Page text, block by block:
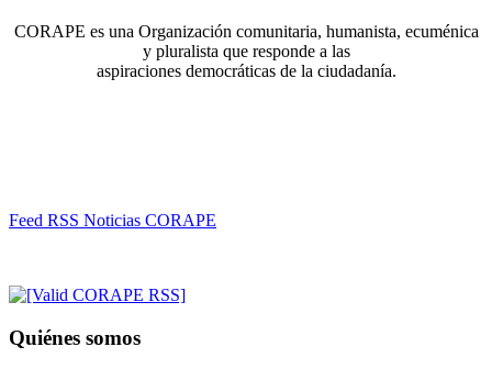
CORAPE es una Organización comunitaria, humanista, ecuménica
y pluralista que responde a las
aspiraciones democráticas de la ciudadanía.
Feed RSS Noticias CORAPE
Quiénes somos